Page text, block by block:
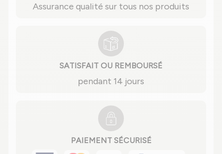
Assurance qualité sur tous nos produits
SATISFAIT OU REMBOURSÉ
pendant 14 jours
PAIEMENT SÉCURISÉ